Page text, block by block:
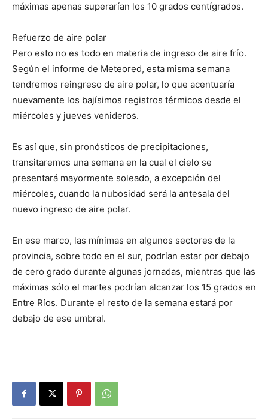
máximas apenas superarían los 10 grados centígrados.
Refuerzo de aire polar
Pero esto no es todo en materia de ingreso de aire frío.
Según el informe de Meteored, esta misma semana
tendremos reingreso de aire polar, lo que acentuaría
nuevamente los bajísimos registros térmicos desde el
miércoles y jueves venideros.
Es así que, sin pronósticos de precipitaciones,
transitaremos una semana en la cual el cielo se
presentará mayormente soleado, a excepción del
miércoles, cuando la nubosidad será la antesala del
nuevo ingreso de aire polar.
En ese marco, las mínimas en algunos sectores de la
provincia, sobre todo en el sur, podrían estar por debajo
de cero grado durante algunas jornadas, mientras que las
máximas sólo el martes podrían alcanzar los 15 grados en
Entre Ríos. Durante el resto de la semana estará por
debajo de ese umbral.